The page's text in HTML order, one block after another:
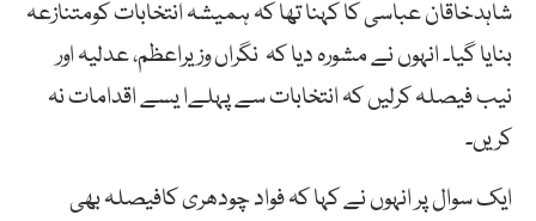
شاہدخاقان عباسی کا کہنا تھا کہ ہمیشہ انتخابات کومتنازعہ
بنایا گیا۔ انہوں نے مشورہ دیا کہ نگراں وزیراعظم، عدلیہ اور
نیب فیصلہ کرلیں کہ انتخابات سے پہلےا یسے اقدامات نہ
کریں۔
ایک سوال پر انہوں نے کہا کہ فواد چودھری کافیصلہ بھی